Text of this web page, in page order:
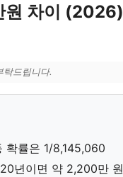
원 차이 (2026)
드립니다.
확률은 1/8,145,060
년이면 약 2,200만 원